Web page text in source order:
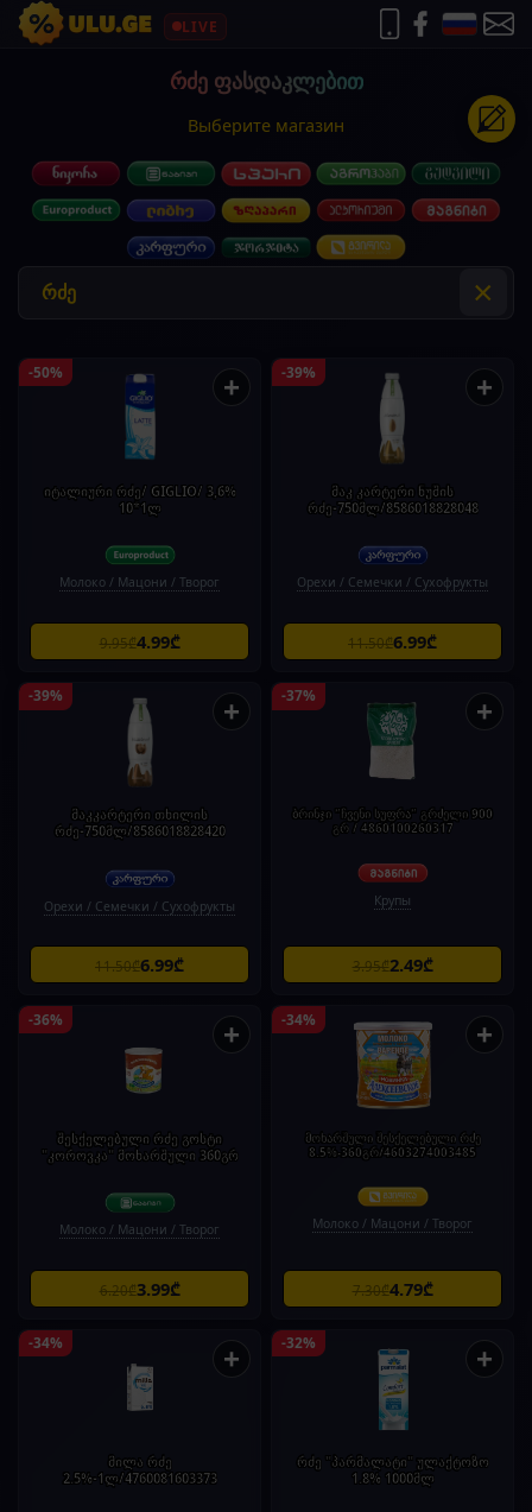
LIVE
რძე ფასდაკლებით
Выберите магазин
×
-50% +
იტალიური რძე/ GIGLIO/ 3,6%
10*1ლ
Молоко / Мацони / Творог
9.95₾4.99₾
-39% +
მაკ კარტერი ნუშის
რძე-750მლ/8586018828048
Орехи / Семечки / Сухофрукты
11.50₾6.99₾
-39% +
მაკკარტერი თხილის
რძე-750მლ/8586018828420
Орехи / Семечки / Сухофрукты
11.50₾6.99₾
-37% +
ბრინჯი "ჩვენი სუფრა" გრძელი 900
გრ / 4860100260317
Крупы
3.95₾2.49₾
-36% +
შესქელებული რძე გოსტი
"კოროვკა" მოხარშული 360გრ
Молоко / Мацони / Творог
6.20₾3.99₾
-34% +
მოხარშული შესქელებული რძე
8.5%-360გრ/4603274003485
Молоко / Мацони / Творог
7.30₾4.79₾
-34% +
მილა რძე
2.5%-1ლ/4760081603373
-32% +
რძე "პარმალატი" ულაქტოზო
1.8% 1000მლ